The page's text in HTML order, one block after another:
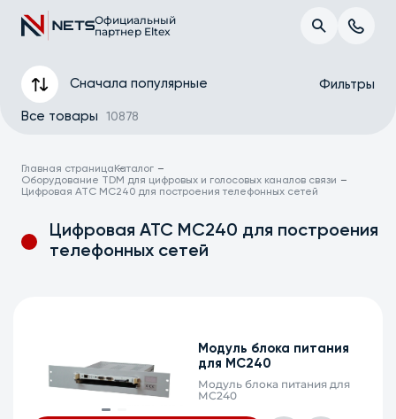
Официальный
партнер Eltex
Главная страница Каталог
Оборудование TDM для цифровых и голосовых каналов связи
Цифровая АТС МС240 для построения телефонных сетей
Цифровая АТС МС240 для построения
телефонных сетей
Все товары 10878
Сначала популярные Фильтры
Применить
Сбросить
Модуль блока питания
для МС240
Модуль блока питания для
МС240